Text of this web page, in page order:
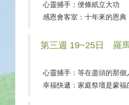
心靈捕手：便條紙立大功
感恩會客室：十年來的恩典
第三週 19~25日 羅
心靈捕手：等在盡頭的那個
幸福快遞：家庭祭壇是蒙福